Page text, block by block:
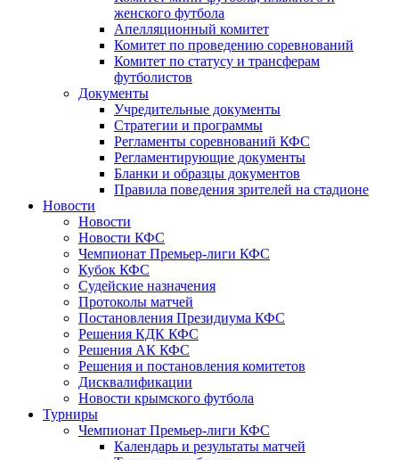
женского футбола
Апелляционный комитет
Комитет по проведению соревнований
Комитет по статусу и трансферам
футболистов
Документы
Учредительные документы
Стратегии и программы
Регламенты соревнований КФС
Регламентирующие документы
Бланки и образцы документов
Правила поведения зрителей на стадионе
Новости
Новости
Новости КФС
Чемпионат Премьер-лиги КФС
Кубок КФС
Судейские назначения
Протоколы матчей
Постановления Президиума КФС
Решения КДК КФС
Решения АК КФС
Решения и постановления комитетов
Дисквалификации
Новости крымского футбола
Турниры
Чемпионат Премьер-лиги КФС
Календарь и результаты матчей